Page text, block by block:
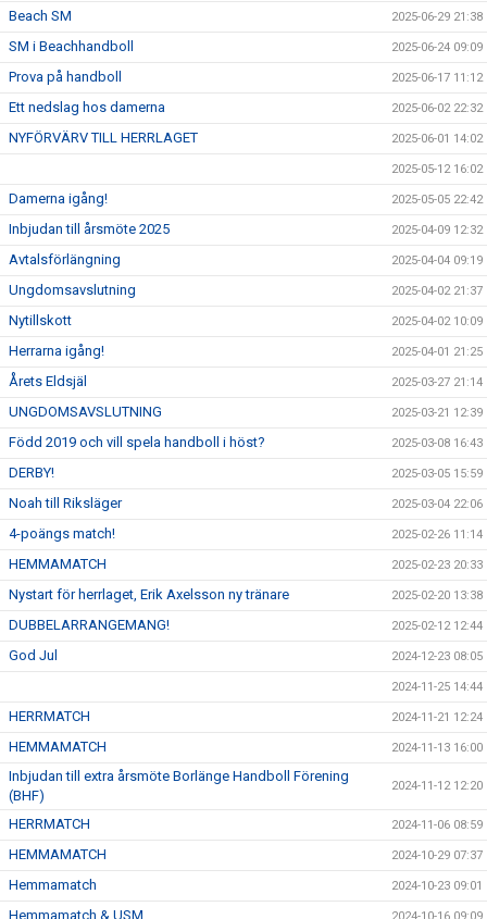
Beach SM 2025-06-29 21:38
SM i Beachhandboll 2025-06-24 09:09
Prova på handboll 2025-06-17 11:12
Ett nedslag hos damerna 2025-06-02 22:32
NYFÖRVÄRV TILL HERRLAGET 2025-06-01 14:02
2025-05-12 16:02
Damerna igång! 2025-05-05 22:42
Inbjudan till årsmöte 2025 2025-04-09 12:32
Avtalsförlängning 2025-04-04 09:19
Ungdomsavslutning 2025-04-02 21:37
Nytillskott 2025-04-02 10:09
Herrarna igång! 2025-04-01 21:25
Årets Eldsjäl 2025-03-27 21:14
UNGDOMSAVSLUTNING 2025-03-21 12:39
Född 2019 och vill spela handboll i höst? 2025-03-08 16:43
DERBY! 2025-03-05 15:59
Noah till Riksläger 2025-03-04 22:06
4-poängs match! 2025-02-26 11:14
HEMMAMATCH 2025-02-23 20:33
Nystart för herrlaget, Erik Axelsson ny tränare 2025-02-20 13:38
DUBBELARRANGEMANG! 2025-02-12 12:44
God Jul 2024-12-23 08:05
2024-11-25 14:44
HERRMATCH 2024-11-21 12:24
HEMMAMATCH 2024-11-13 16:00
Inbjudan till extra årsmöte Borlänge Handboll Förening
(BHF)
2024-11-12 12:20
HERRMATCH 2024-11-06 08:59
HEMMAMATCH 2024-10-29 07:37
Hemmamatch 2024-10-23 09:01
Hemmamatch & USM